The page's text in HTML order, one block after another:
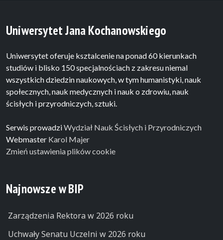
Uniwersytet Jana Kochanowskiego
Uniwersytet oferuje ksztalcenie na ponad 60 kierunkach
studiów i blisko 150 specjalnościach z zakresu niemal
wszystkich dziedzin naukowych, w tym humanistyki, nauk
społecznych, nauk medycznych i nauk o zdrowiu, nauk
ścisłych i przyrodniczych, sztuki.
Serwis prowadziWydział Nauk Ścisłych i Przyrodniczych
Webmaster Karol Majer
Zmień ustawienia plików cookie
Najnowsze w BIP
Zarządzenia Rektora w 2026 roku
Uchwały Senatu Uczelni w 2026 roku